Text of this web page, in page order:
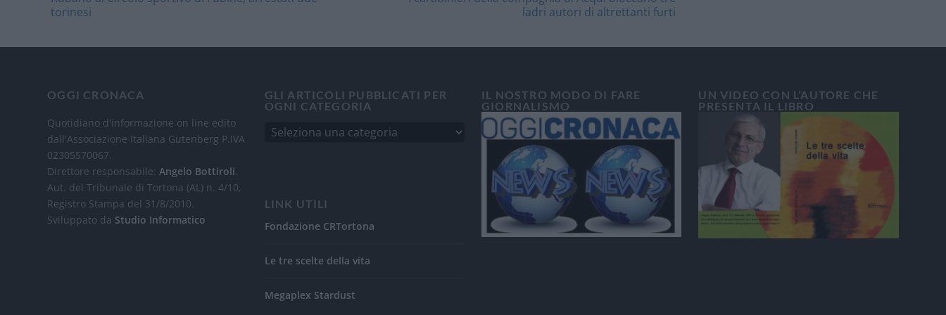
torinesi
ladri autori di altrettanti furti
OGGI CRONACA
Quotidiano d'informazione on line edito
dall'Associazione Italiana Gutenberg P.IVA
02305570067.
Direttore responsabile:Angelo Bottiroli
Aut. del Tribunale di Tortona (AL) n. 4/10,
Registro Stampa del 31/8/2010.
Sviluppato da Studio Informatico
GLI ARTICOLI PUBBLICATI PER
OGNI CATEGORIA
LINK UTILI
Fondazione CRTortona
Le tre scelte della vita
Megaplex Stardust
IL NOSTRO MODO DI FARE
GIORNALISMO
UN VIDEO CON L’AUTORE CHE
PRESENTA IL LIBRO